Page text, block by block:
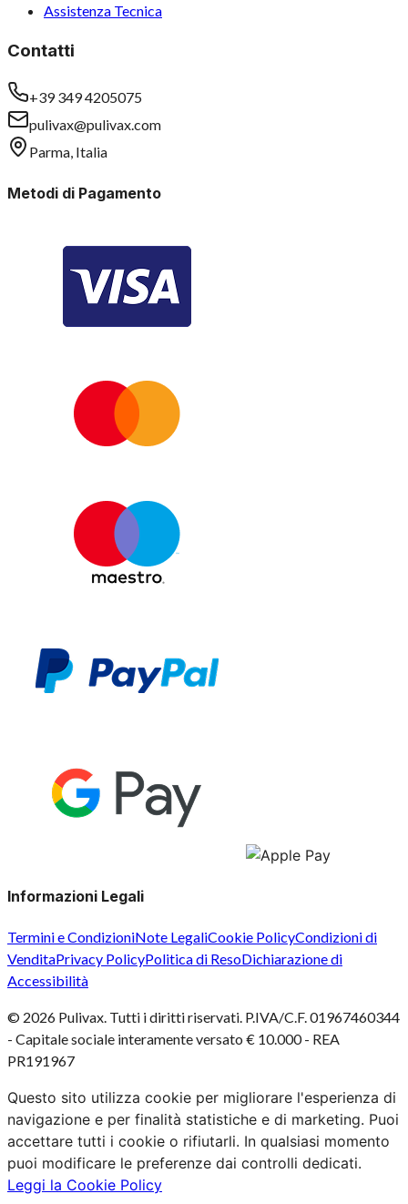
Assistenza Tecnica
Contatti
+39 349 4205075
pulivax@pulivax.com
Parma, Italia
Metodi di Pagamento
Informazioni Legali
Termini e CondizioniNote LegaliCookie PolicyCondizioni di
VenditaPrivacy PolicyPolitica di ResoDichiarazione di
Accessibilità
© 2026 Pulivax. Tutti i diritti riservati. P.IVA/C.F. 01967460344
- Capitale sociale interamente versato € 10.000 - REA
PR191967
Questo sito utilizza cookie per migliorare l'esperienza di
navigazione e per finalità statistiche e di marketing. Puoi
accettare tutti i cookie o rifiutarli. In qualsiasi momento
puoi modificare le preferenze dai controlli dedicati.
Leggi la Cookie Policy